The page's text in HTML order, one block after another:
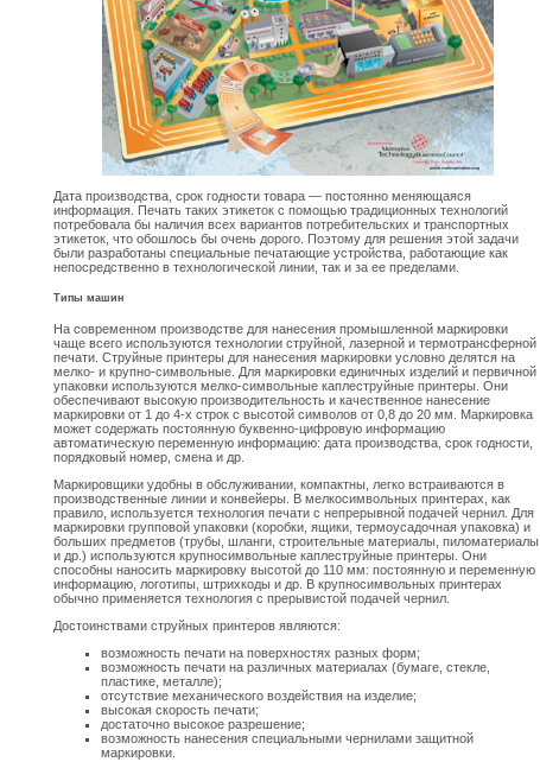
Дата производства, срок годности товара — постоянно меняющаяся
информация. Печать таких этикеток с помощью традиционных технологий
потребовала бы наличия всех вариантов потребительских и транспортных
этикеток, что обошлось бы очень дорого. Поэтому для решения этой задачи
были разработаны специальные печатающие устройства, работающие как
непосредственно в технологической линии, так и за ее пределами.
Типы машин
На современном производстве для нанесения промышленной маркировки
чаще всего используются технологии струйной, лазерной и термотрансферной
печати. Струйные принтеры для нанесения маркировки условно делятся на
мелко- и крупно-символьные. Для маркировки единичных изделий и первичной
упаковки используются мелко-символьные каплеструйные принтеры. Они
обеспечивают высокую производительность и качественное нанесение
маркировки от 1 до 4-х строк с высотой символов от 0,8 до 20 мм. Маркировка
может содержать постоянную буквенно-цифровую информацию
автоматическую переменную информацию: дата производства, срок годности,
порядковый номер, смена и др.
Маркировщики удобны в обслуживании, компактны, легко встраиваются в
производственные линии и конвейеры. В мелкосимвольных принтерах, как
правило, используется технология печати с непрерывной подачей чернил. Для
маркировки групповой упаковки (коробки, ящики, термоусадочная упаковка) и
больших предметов (трубы, шланги, строительные материалы, пиломатериалы
и др.) используются крупносимвольные каплеструйные принтеры. Они
способны наносить маркировку высотой до 110 мм: постоянную и переменную
информацию, логотипы, штрихкоды и др. В крупносимвольных принтерах
обычно применяется технология с прерывистой подачей чернил.
Достоинствами струйных принтеров являются:
возможность печати на поверхностях разных форм;
возможность печати на различных материалах (бумаге, стекле,
пластике, металле);
отсутствие механического воздействия на изделие;
высокая скорость печати;
достаточно высокое разрешение;
возможность нанесения специальными чернилами защитной
маркировки.